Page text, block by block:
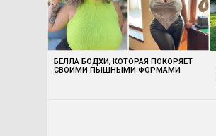
БЕЛЛА БОДХИ, КОТОРАЯ ПОКОРЯЕТ
СВОИМИ ПЫШНЫМИ ФОРМАМИ